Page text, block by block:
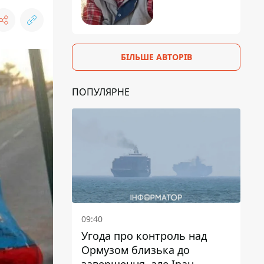
БІЛЬШЕ АВТОРІВ
ПОПУЛЯРНЕ
09:40
Угода про контроль над
Ормузом близька до